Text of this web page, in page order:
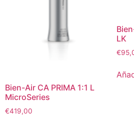
Bien-Air CA PRIMA 1:1 L
MicroSeries
€419,00
LK
€